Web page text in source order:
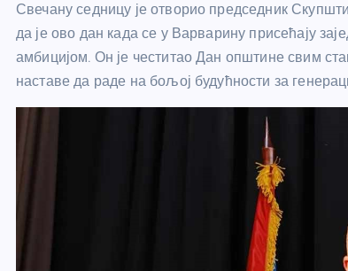
Свечану седницу је отворио председник
да је ово дан када се у Варварину присећају
амбицијом. Он је честитао Дан општине свим
наставе да раде на бољој будућности за